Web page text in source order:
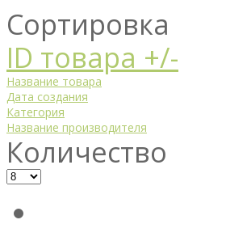
Сортировка
ID товара +/-
Название товара
Дата создания
Категория
Название производителя
Количество